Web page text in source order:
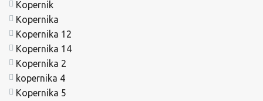
Kopernik
Kopernika
Kopernika 12
Kopernika 14
Kopernika 2
kopernika 4
Kopernika 5